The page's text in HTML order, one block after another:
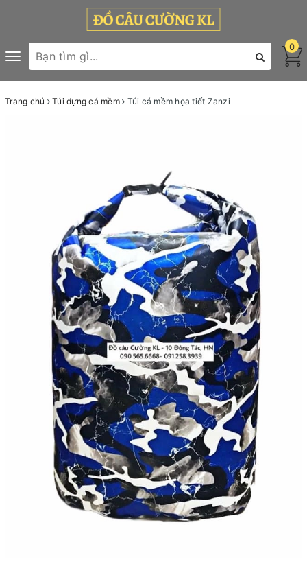
Toggle
navigation
0
Trang chủ Túi đựng cá mềm Túi cá mềm họa tiết Zanzi